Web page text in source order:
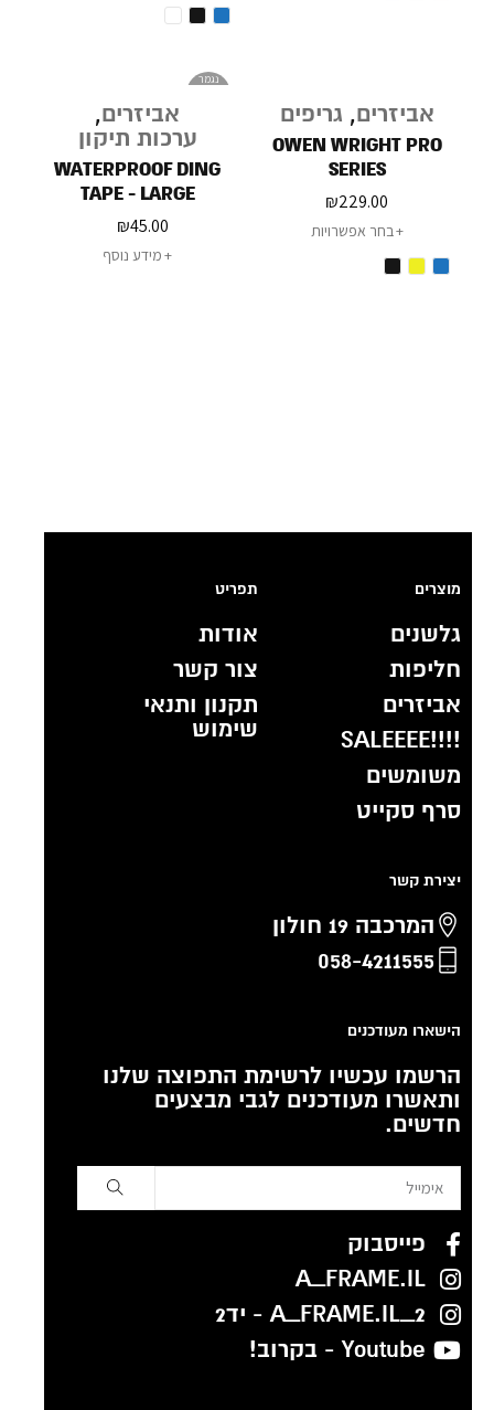
אביזרים, גריפים
OWEN WRIGHT PRO
SERIES
₪229.00
בחר אפשרויות
נגמר
אביזרים,
ערכות תיקון
WATERPROOF DING
TAPE - LARGE
₪45.00
מידע נוסף
מוצרים
גלשנים
חליפות
אביזרים
!!!!SALEEEE
משומשים
סרף סקייט
תפריט
אודות
צור קשר
תקנון ותנאי
שימוש
יצירת קשר
המרכבה 19 חולון
058-4211555
הישארו מעודכנים
הרשמו עכשיו לרשימת התפוצה שלנו
ותאשרו מעודכנים לגבי מבצעים
חדשים.
פייסבוק
A_FRAME.IL
A_FRAME.IL_2 - יד2
Youtube - בקרוב!